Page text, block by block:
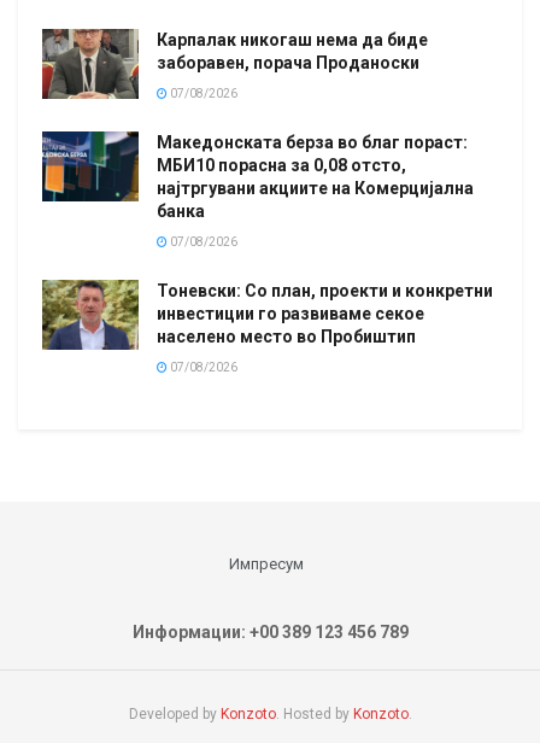
Карпалак никогаш нема да биде
заборавен, порача Проданоски
07/08/2026
Македонската берза во благ пораст:
МБИ10 порасна за 0,08 отсто,
најтргувани акциите на Комерцијална
банка
07/08/2026
Тоневски: Со план, проекти и конкретни
инвестиции го развиваме секое
населено место во Пробиштип
07/08/2026
Импресум
Информации: +00 389 123 456 789
Developed by Konzoto. Hosted by Konzoto.